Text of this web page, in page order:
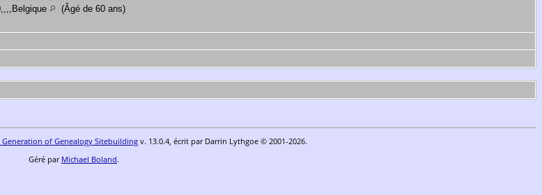
(Âgé de 60 ans)
Generation of Genealogy Sitebuildingv. 13.0.4, écrit par Darrin Lythgoe © 2001-2026.
Géré par Michael Boland.